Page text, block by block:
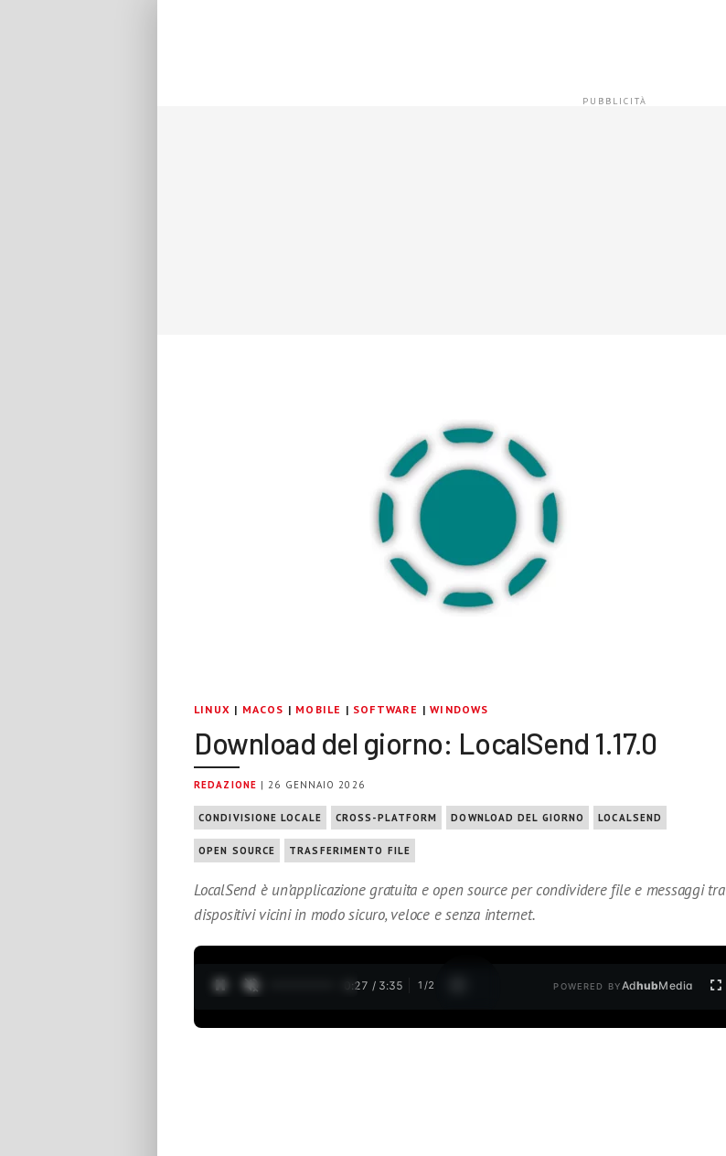
LINUX | MACOS | MOBILE | SOFTWARE |WINDOWS
Download del giorno: LocalSend 1.17.0
REDAZIONE | 26 GENNAIO 2026
CONDIVISIONE LOCALE CROSS-PLATFORM DOWNLOAD DEL GIORNO LOCALSEND
OPEN SOURCE TRASFERIMENTO FILE
LocalSend è un’applicazione gratuita e open source per condividere file e messaggi tra
dispositivi vicini in modo sicuro, veloce e senza internet.
0:28 / 3:35 1 /2 POWERED BYAdhubMedia